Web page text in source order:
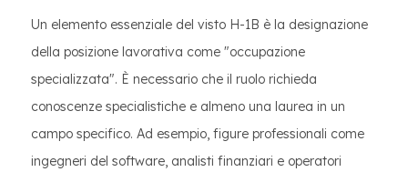
Un elemento essenziale del visto H-1B è la designazione
della posizione lavorativa come "occupazione
specializzata". È necessario che il ruolo richieda
conoscenze specialistiche e almeno una laurea in un
campo specifico. Ad esempio, figure professionali come
ingegneri del software, analisti finanziari e operatori